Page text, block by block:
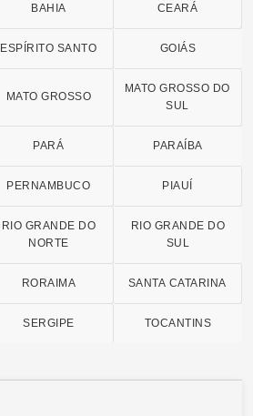
BAHIA CEARÁ
ESPÍRITO SANTO GOIÁS
MATO GROSSO
MATO GROSSO DO
SUL
PARÁ PARAÍBA
PERNAMBUCO PIAUÍ
RIO GRANDE DO
NORTE
RIO GRANDE DO
SUL
RORAIMA SANTA CATARINA
SERGIPE TOCANTINS